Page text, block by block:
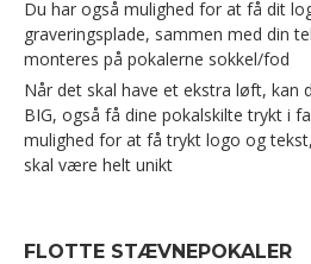
Du har også mulighed for at få dit
graveringsplade, sammen med din
monteres på pokalerne sokkel/fod
Når det skal have et ekstra løft, kan
BIG, også få dine pokalskilte trykt i
mulighed for at få trykt logo og
skal være helt unikt
FLOTTE STÆVNEPOKALER